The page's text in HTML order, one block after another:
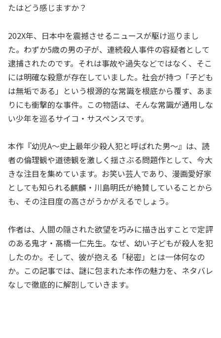
たはどう感じますか？
202X年、日本中を震撼させるニュースが駆け巡りまし
た。わずか5歳の男の子が、連続殺人事件の容疑者として
逮捕されたのです。それは事故や過失などではなく、そこ
には明確な殺意が存在していました。社会が持つ「子ども
は無垢である」という根源的な常識を根底から覆す、あま
りにも衝撃的な事件。この物語は、そんな常識が通用しな
い少年を巡るサイコ・サスペンスです。
本作『幼児A～史上最年少殺人犯と呼ばれた男～』は、読
者の倫理観や道徳観を激しく揺さぶる問題作として、今大
きな注目を集めています。お笑い芸人であり、漫画愛好家
としても知られる麒麟・川島明氏が絶賛していることから
も、その注目度の高さがうかがえるでしょう。
作者は、人間の隠された欲望を巧みに描き出すことで定評
のある鬼才・髙橋一仁先生。なぜ、幼い子どもが殺人を犯
したのか。そして、彼が抱える「秘密」とは一体何なの
か。この記事では、謎に包まれた本作の魅力を、ネタバレ
なしで徹底的に解剖していきます。